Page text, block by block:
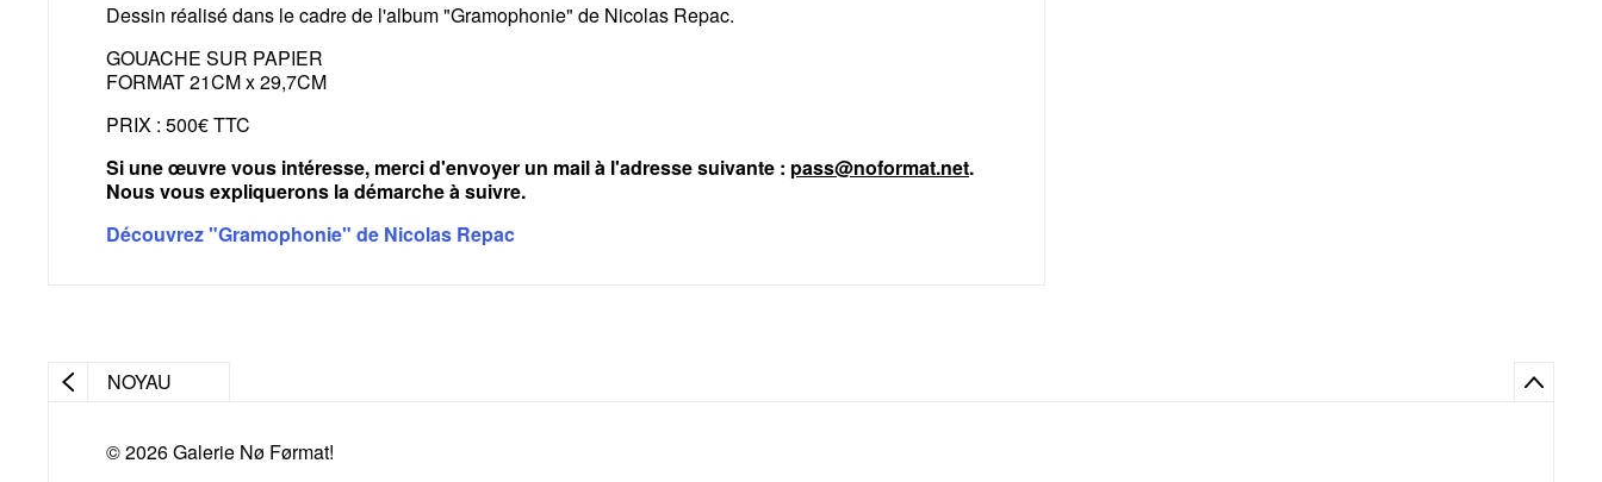
Dessin réalisé dans le cadre de l'album "Gramophonie" de Nicolas Repac.
GOUACHE SUR PAPIER
FORMAT 21CM x 29,7CM
PRIX : 500€ TTC
Si une œuvre vous intéresse, merci d'envoyer un mail à l'adresse suivante : pass@noformat.net.
Nous vous expliquerons la démarche à suivre.
Découvrez "Gramophonie" de Nicolas Repac
NOYAU
© 2026 Galerie Nø Førmat!